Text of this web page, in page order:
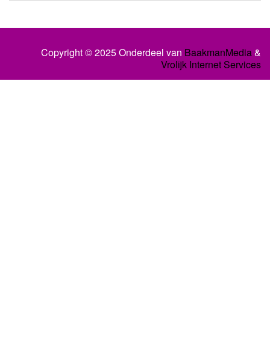
Copyright © 2025 Onderdeel van BaakmanMedia&
Vrolijk Internet Services